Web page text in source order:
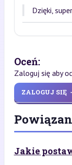
Dzięki,
Oceń:
Zaloguj się aby
ZALOGUJ SIĘ
Jakie